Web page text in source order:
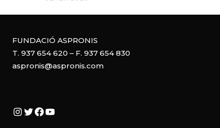
FUNDACIÓ ASPRONIS
T. 937 654 620 – F. 937 654 830
aspronis@aspronis.com
Instagram
Twitter
Facebook
YouTube